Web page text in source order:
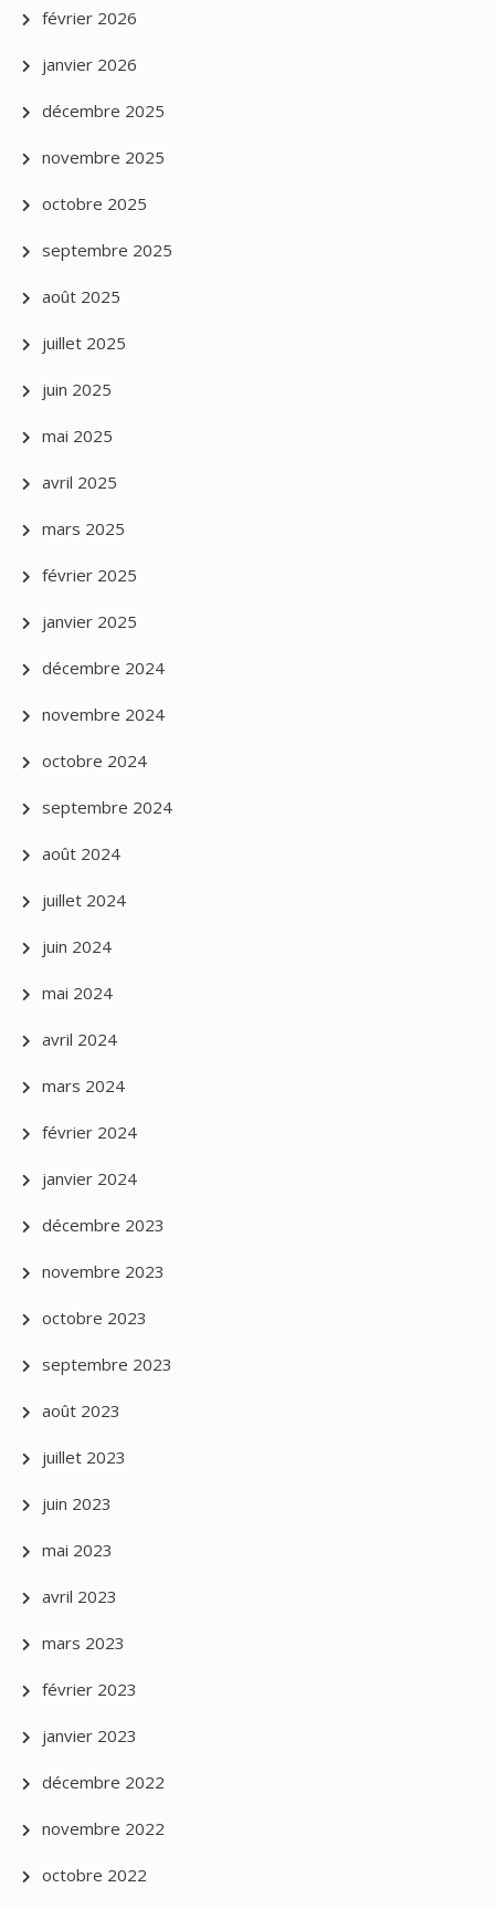
février 2026
janvier 2026
décembre 2025
novembre 2025
octobre 2025
septembre 2025
août 2025
juillet 2025
juin 2025
mai 2025
avril 2025
mars 2025
février 2025
janvier 2025
décembre 2024
novembre 2024
octobre 2024
septembre 2024
août 2024
juillet 2024
juin 2024
mai 2024
avril 2024
mars 2024
février 2024
janvier 2024
décembre 2023
novembre 2023
octobre 2023
septembre 2023
août 2023
juillet 2023
juin 2023
mai 2023
avril 2023
mars 2023
février 2023
janvier 2023
décembre 2022
novembre 2022
octobre 2022